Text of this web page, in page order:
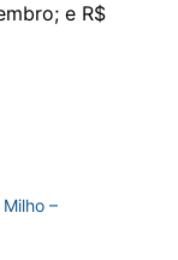
e R$
–